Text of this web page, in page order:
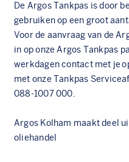
De Argos Tankpas is door
gebruiken op een groot
Voor de aanvraag van de
in op onzeArgos Tankpas
werkdagen contact met je
met onze Tankpas
088-1007 000.
Argos Kolham maakt deel
oliehandel